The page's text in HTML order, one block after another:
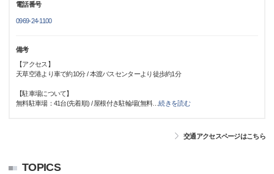
電話番号
0969-24-1100
備考
【アクセス】
天草空港より車で約10分 / 本渡バスセンターより徒歩約1分
【駐車場について】
無料駐車場：41台(先着順) / 屋根付き駐輪場(無料…続きを読む
交通アクセスページはこちら
TOPICS